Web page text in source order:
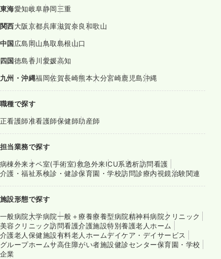
東海愛知岐阜静岡三重
関西大阪京都兵庫滋賀奈良和歌山
中国広島岡山鳥取島根山口
四国徳島香川愛媛高知
九州・沖縄福岡佐賀長崎熊本大分宮崎鹿児島沖縄
職種で探す
正看護師准看護師保健師助産師
担当業務で探す
病棟外来オペ室(手術室)救急外来ICU系透析訪問看護
介護・福祉系検診・健診保育園・学校訪問診療内視鏡治験関連
施設形態で探す
一般病院大学病院一般＋療養療養型病院精神科病院クリニック
美容クリニック訪問看護介護施設特別養護老人ホーム
介護老人保健施設有料老人ホームデイケア・デイサービス
グループホームサ高住障がい者施設健診センター保育園・学校
企業